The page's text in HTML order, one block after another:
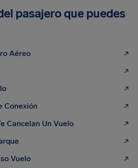
pasajero que puedes
Aéreo
Conexión
Cancelan Un Vuelo
Vuelo